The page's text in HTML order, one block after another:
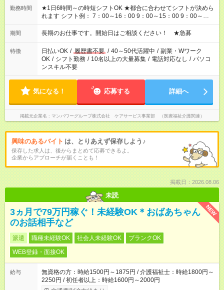
勤務時間
★1日6時間～の時短シフトOK ★都合に合わせてシフトが決めら
れます シフト例： 7：00～16：00 9：00～15：00 9：00～
18：00 11：00～20：00 など ※Wワークの場合、他のお仕事と
合わせ週40時間超の就業はご案内できません ※法令に基づき、
派遣法（日雇い派遣の原則禁止）により、短時間・短期間の就
業はご案内が難しい場合があります
期間 長期のお仕事です。開始日はご相談ください！ ★急募
特徴 日払いOK / 履歴書不要 / 40～50代活躍中 / 副業・Wワーク
OK / シフト勤務 / 10名以上の大量募集 / 電話対応なし / パソコ
ンスキル不要
気になる！ 応募する 詳細へ
掲載元企業名 マンパワーグループ株式会社 ケアサービス事業部 （医療福祉介護関連）
興味のあるバイト は、とりあえず保存しよう♪
保存した求人は、後からまとめて応募できるよ。
企業からアプローチが届くことも！
掲載日：2026.08.06
未読
NEW
3ヵ月で79万円稼ぐ！未経験OK＊おばあちゃん
のお話相手など
派遣 職種未経験OK 社会人未経験OK
ブランクOK
WEB登録・面接OK
給与
無資格の方：時給1500円～1875円 / 介護福祉士：時給1800円～
2250円 / 初任者以上：時給1600円～2000円